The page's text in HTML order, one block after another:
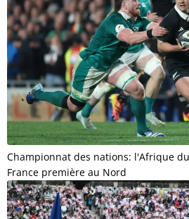
Championnat des nations: l'Afrique
France première au Nord